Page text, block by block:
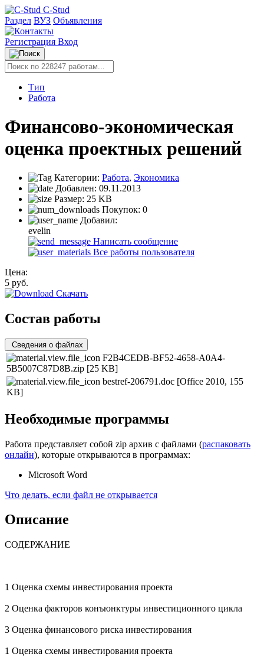
C-Stud
Раздел ВУЗ Объявления
Регистрация Вход
Тип
Работа
Финансово-экономическая
оценка проектных решений
Категории: Работа, Экономика
Добавлен: 09.11.2013
Размер: 25 KB
Покупок: 0
Добавил:
evelin
Написать сообщение
Все работы пользователя
Цена:
5 руб.
Скачать
Состав работы
Сведения о файлах
F2B4CEDB-BF52-4658-A0A4-
5B5007C87D8B.zip [25 KB]
bestref-206791.doc [Office 2010, 155
KB]
Необходимые программы
Работа представляет собой zip архив с файлами (распаковать
онлайн), которые открываются в программах:
Microsoft Word
Что делать, если файл не открывается
Описание
СОДЕРЖАНИЕ
1 Оценка схемы инвестирования проекта
2 Оценка факторов конъюнктуры инвестиционного цикла
3 Оценка финансового риска инвестирования
1 Оценка схемы инвестирования проекта